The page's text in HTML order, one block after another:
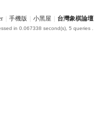
手機版 小黑屋 台灣象棋論壇
in 0.067338 second(s), 5 queries .